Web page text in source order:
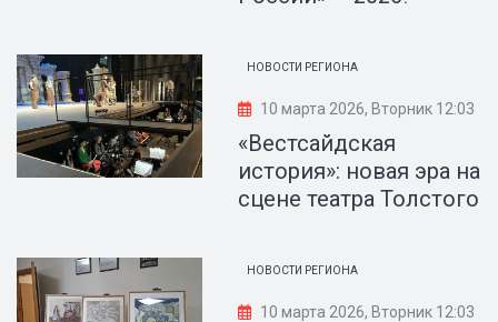
НОВОСТИ РЕГИОНА
10 марта 2026, Вторник 12:03
«Вестсайдская
история»: новая эра на
сцене театра Толстого
НОВОСТИ РЕГИОНА
10 марта 2026, Вторник 12:03